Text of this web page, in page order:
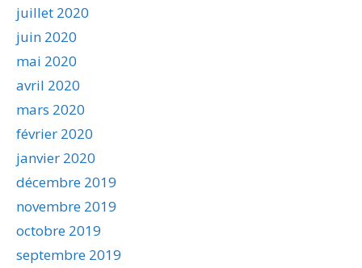
juillet 2020
juin 2020
mai 2020
avril 2020
mars 2020
février 2020
janvier 2020
décembre 2019
novembre 2019
octobre 2019
septembre 2019